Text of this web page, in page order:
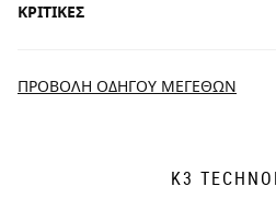
Παράδοση στο σπίτι
ΚΡΙΤΙΚΈΣ
Βασισμένο σε 144 κριτικές
ΠΡΟΒΟΛΉ ΟΔΗΓΟΎ ΜΕΓΕΘΏΝ
K3